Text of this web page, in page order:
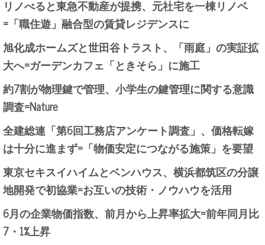
リノべると東急不動産が提携、元社宅を一棟リノベ
=「職住遊」融合型の賃貸レジデンスに
旭化成ホームズと世田谷トラスト、「雨庭」の実証拡
大へ=ガーデンカフェ「ときそら」に施工
約7割が物理鍵で管理、小学生の鍵管理に関する意識
調査=Nature
全建総連「第6回工務店アンケート調査」、価格転嫁
は十分に進まず=「物価安定につながる施策」を要望
東京セキスイハイムとベンハウス、横浜都筑区の分譲
地開発で初協業=お互いの技術・ノウハウを活用
6月の企業物価指数、前月から上昇率拡大=前年同月比
7・1%上昇